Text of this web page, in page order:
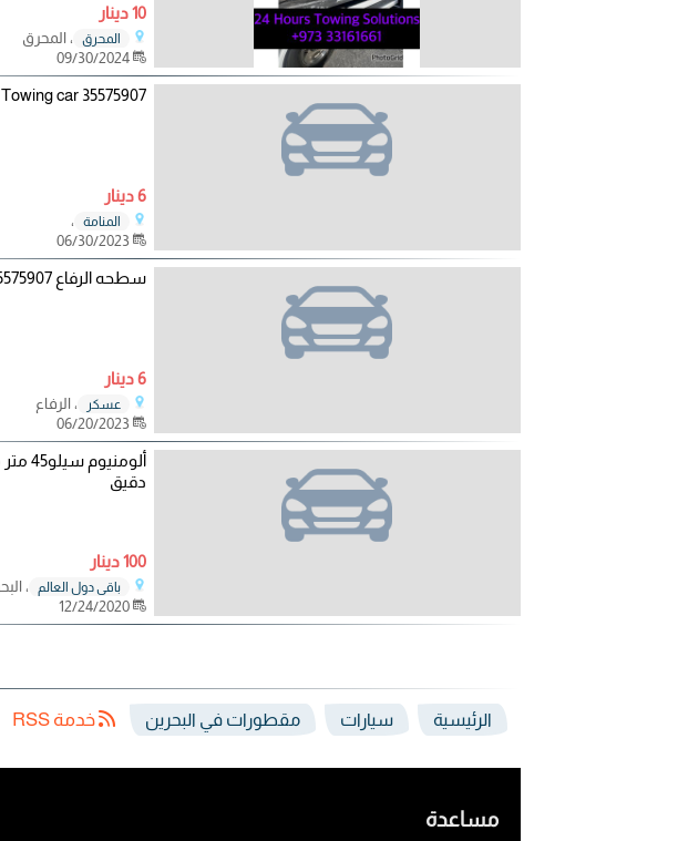
10 دينار
المحرق
، المحرق
09/30/2024
Towing car 35575907
6 دينار
المنامة
،
06/30/2023
سطحه الرفاع 35575907
6 دينار
عسكر
، الرفاع
06/20/2023
دقيق
100 دينار
باقي دول العالم
،
12/24/2020
الرئيسية سيارات مقطورات في البحرين خدمة RSS
مساعدة